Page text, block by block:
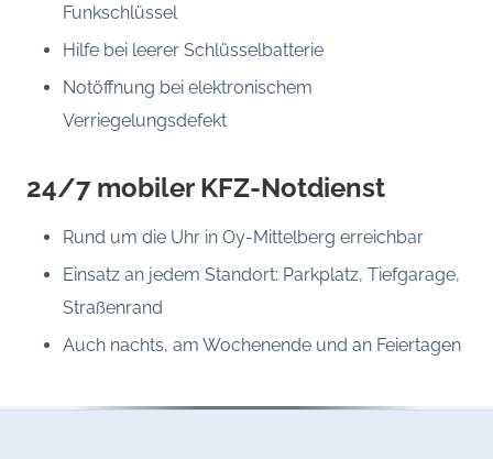
Funkschlüssel
Hilfe bei leerer Schlüsselbatterie
Notöffnung bei elektronischem
Verriegelungsdefekt
24/7 mobiler KFZ-Notdienst
Rund um die Uhr in Oy-Mittelberg erreichbar
Einsatz an jedem Standort: Parkplatz, Tiefgarage,
Straßenrand
Auch nachts, am Wochenende und an Feiertagen